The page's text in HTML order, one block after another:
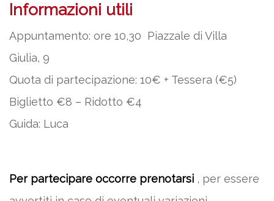
Informazioni utili
Appuntamento: ore 10,30 Piazzale di Villa
Giulia, 9
Quota di partecipazione: 10€ + Tessera (€5)
Biglietto €8 – Ridotto €4
Guida: Luca
Per partecipare occorre prenotarsi , per essere